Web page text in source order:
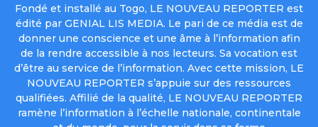
Fondé et installé au Togo, LE NOUVEAU REPORTER est
édité par GENIAL LIS MEDIA. Le pari de ce média est de
donner une conscience et une âme à l’information afin
de la rendre accessible à nos lecteurs. Sa vocation est
d’être au service de l’information. Avec cette mission, LE
NOUVEAU REPORTER s’appuie sur des ressources
qualifiées. Affilié de la qualité, LE NOUVEAU REPORTER
ramène l’information à l’échelle nationale, continentale